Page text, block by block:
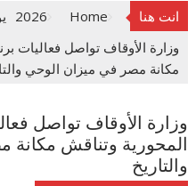
انت هنا Home
2026
وزارة الأوقاف تواصل فعاليات
مكانة مصر في ميزان الوحي
وزارة الأوقاف تواصل
المحورية وتناقش
والتاريخ